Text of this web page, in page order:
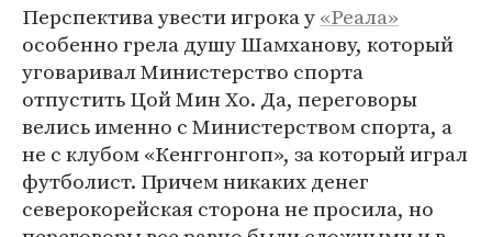
Перспектива увести игрока у«Реала»
особенно грела душу Шамханову, который
уговаривал Министерство спорта
отпустить Цой Мин Хо. Да, переговоры
велись именно с Министерством спорта, а
не с клубом «Кенггонгоп», за который играл
футболист. Причем никаких денег
северокорейская сторона не просила, но